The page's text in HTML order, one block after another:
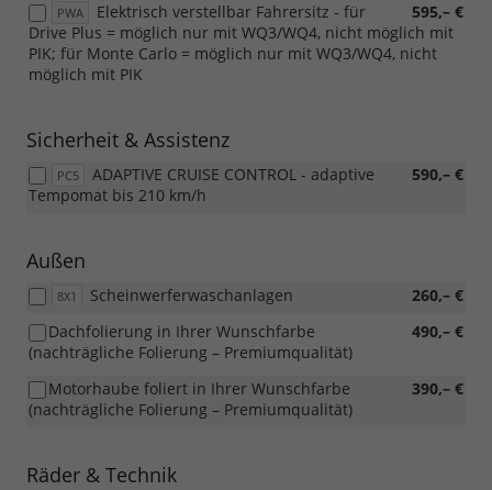
PWA 595,– €
Elektrisch verstellbar Fahrersitz - für
Drive Plus = möglich nur mit WQ3/WQ4, nicht möglich mit
PIK; für Monte Carlo = möglich nur mit WQ3/WQ4, nicht
möglich mit PIK
Sicherheit & Assistenz
PC5 590,– €
ADAPTIVE CRUISE CONTROL - adaptive
Tempomat bis 210 km/h
Außen
8X1 260,– €
Scheinwerferwaschanlagen
490,– €
Dachfolierung in Ihrer Wunschfarbe
(nachträgliche Folierung – Premiumqualität)
390,– €
Motorhaube foliert in Ihrer Wunschfarbe
(nachträgliche Folierung – Premiumqualität)
Räder & Technik